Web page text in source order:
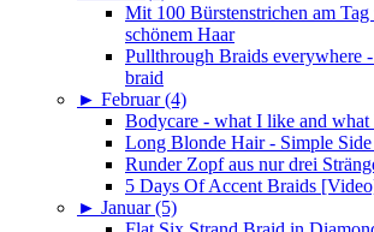
Mit 100 Bürstenstrichen am Tag
schönem Haar
Pullthrough Braids everywhere
braid
► Februar (4)
Bodycare - what I like and
Long Blonde Hair - Simple
Runder Zopf aus nur drei
5 Days Of Accent Braids
► Januar (5)